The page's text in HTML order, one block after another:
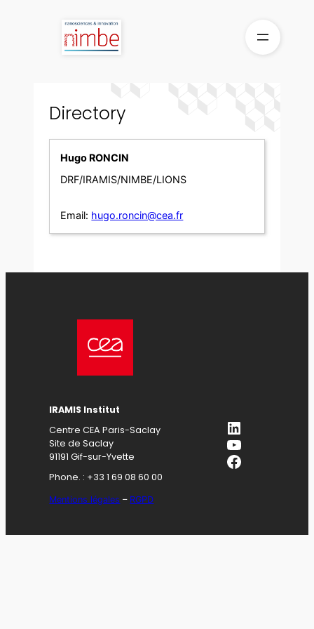
Directory
Hugo RONCIN
DRF/IRAMIS/NIMBE/LIONS
Email: hugo.roncin@cea.fr
IRAMIS Institut
Centre CEA Paris-Saclay
Site de Saclay
91191 Gif-sur-Yvette
Phone. : +33 1 69 08 60 00
Mentions légales – RGPD
LinkedIn
YouTube
Facebook